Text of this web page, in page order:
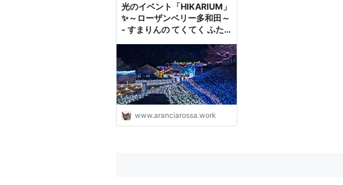
光のイベント「HIKARIUM」
✨～ローザンベリー多和田～
- すまりんの てくてく ふた
www.aranciarossa.work